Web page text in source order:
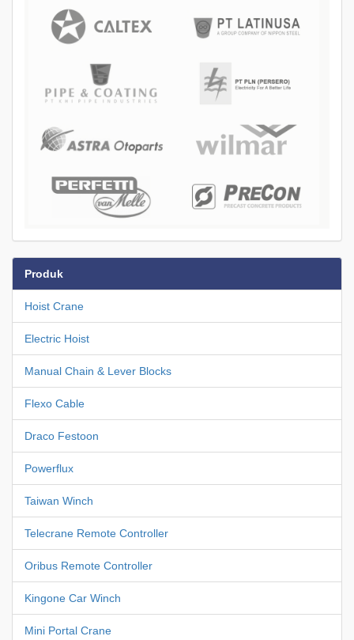
Produk
Hoist Crane
Electric Hoist
Manual Chain & Lever Blocks
Flexo Cable
Draco Festoon
Powerflux
Taiwan Winch
Telecrane Remote Controller
Oribus Remote Controller
Kingone Car Winch
Mini Portal Crane